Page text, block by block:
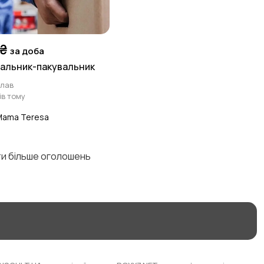
за доба
пакувальник
тому
Teresa
більше оголошень